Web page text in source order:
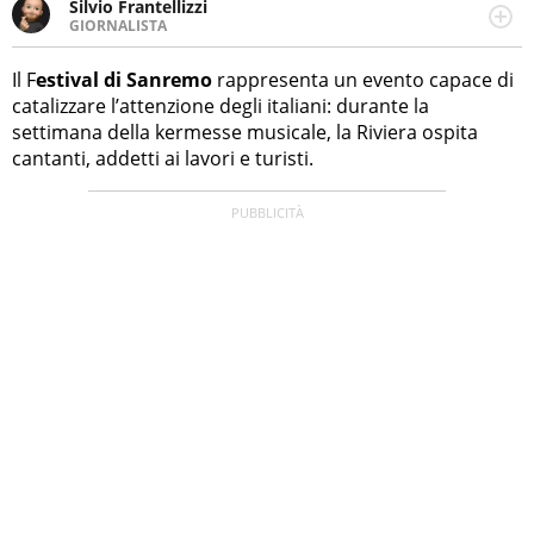
Silvio Frantellizzi
GIORNALISTA
Giornalista pubblicista. Da oltre dieci anni si occupa di
informazione sul web, scrivendo di sport, attualità,
cronaca, motori, spettacolo e videogame.
Il Festival di Sanremo rappresenta un evento capace di
catalizzare l’attenzione degli italiani: durante la
settimana della kermesse musicale, la Riviera ospita
cantanti, addetti ai lavori e turisti.